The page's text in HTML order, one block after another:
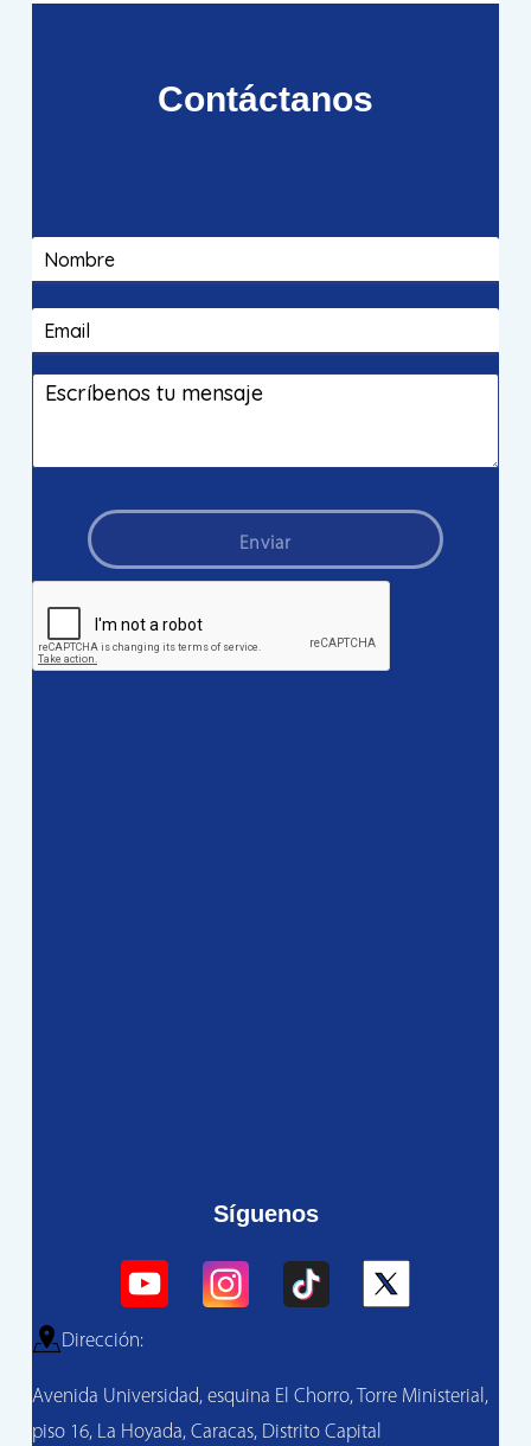
Contáctanos
Enviar
Síguenos
Dirección:
Avenida Universidad, esquina El Chorro, Torre Ministerial,
piso 16, La Hoyada, Caracas, Distrito Capital